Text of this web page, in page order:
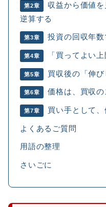
第2章
収益から価値
逆算する
第3章 投資の回収年数
第4章 「買ってよい
第5章 買収後の「伸
第6章 価格は、買収
第7章 買い手として
よくあるご質問
用語の整理
さいごに